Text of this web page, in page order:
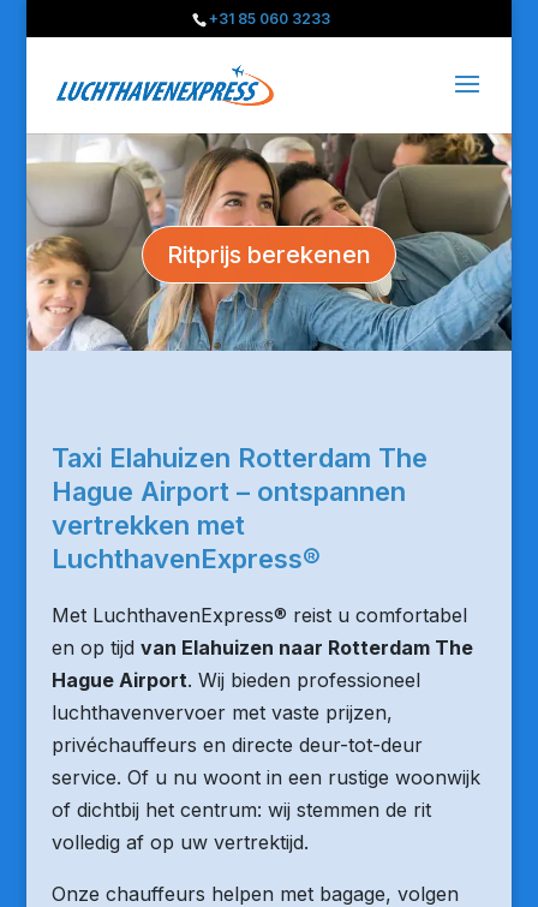
+31 85 060 3233
Ritprijs berekenen
Taxi Elahuizen Rotterdam The
Hague Airport – ontspannen
vertrekken met
LuchthavenExpress®
Met LuchthavenExpress® reist u comfortabel
en op tijd van Elahuizen naar Rotterdam The
Hague Airport. Wij bieden professioneel
luchthavenvervoer met vaste prijzen,
privéchauffeurs en directe deur-tot-deur
service. Of u nu woont in een rustige woonwijk
of dichtbij het centrum: wij stemmen de rit
volledig af op uw vertrektijd.
Onze chauffeurs helpen met bagage, volgen